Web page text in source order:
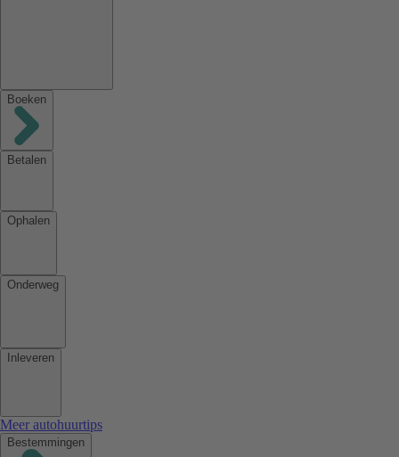
Boeken
Betalen
Ophalen
Onderweg
Inleveren
Meer autohuurtips
Bestemmingen